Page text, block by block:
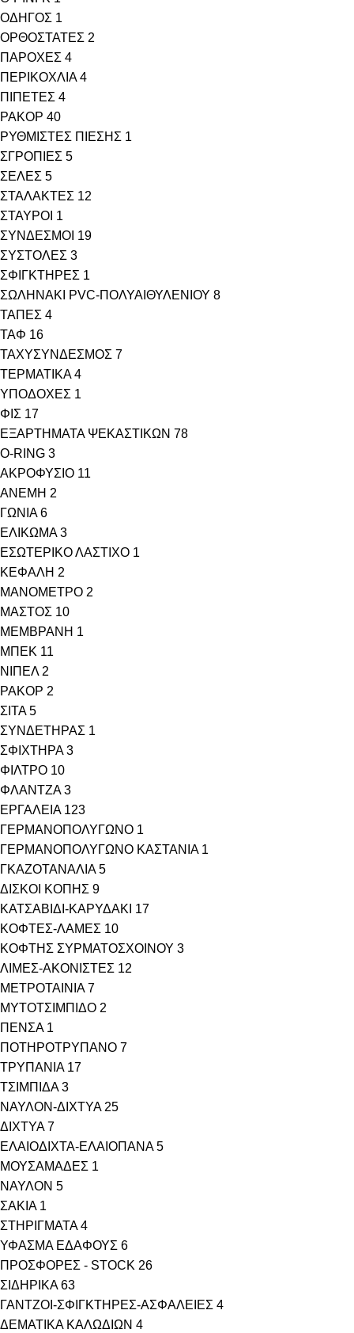
ΟΔΗΓΟΣ 1
ΟΡΘΟΣΤΑΤΕΣ 2
ΠΑΡΟΧΕΣ 4
ΠΕΡΙΚΟΧΛΙΑ 4
ΠΙΠΕΤΕΣ 4
ΡΑΚΟΡ 40
ΡΥΘΜΙΣΤΕΣ ΠΙΕΣΗΣ 1
ΣΓΡΟΠΙΕΣ 5
ΣΕΛΕΣ 5
ΣΤΑΛΑΚΤΕΣ 12
ΣΤΑΥΡΟΙ 1
ΣΥΝΔΕΣΜΟΙ 19
ΣΥΣΤΟΛΕΣ 3
ΣΦΙΓΚΤΗΡΕΣ 1
ΣΩΛΗΝΑΚΙ PVC-ΠΟΛΥΑΙΘΥΛΕΝΙΟΥ 8
ΤΑΠΕΣ 4
ΤΑΦ 16
ΤΑΧΥΣΥΝΔΕΣΜΟΣ 7
ΤΕΡΜΑΤΙΚΑ 4
ΥΠΟΔΟΧΕΣ 1
ΦΙΣ 17
ΕΞΑΡΤΗΜΑΤΑ ΨΕΚΑΣΤΙΚΩΝ 78
O-RING 3
ΑΚΡΟΦΥΣΙΟ 11
ΑΝΕΜΗ 2
ΓΩΝΙΑ 6
ΕΛΙΚΩΜΑ 3
ΕΣΩΤΕΡΙΚΟ ΛΑΣΤΙΧΟ 1
ΚΕΦΑΛΗ 2
ΜΑΝΟΜΕΤΡΟ 2
ΜΑΣΤΟΣ 10
ΜΕΜΒΡΑΝΗ 1
ΜΠΕΚ 11
ΝΙΠΕΛ 2
ΡΑΚΟΡ 2
ΣΙΤΑ 5
ΣΥΝΔΕΤΗΡΑΣ 1
ΣΦΙΧΤΗΡΑ 3
ΦΙΛΤΡΟ 10
ΦΛΑΝΤΖΑ 3
ΕΡΓΑΛΕΙΑ 123
ΓΕΡΜΑΝΟΠΟΛΥΓΩΝΟ 1
ΓΕΡΜΑΝΟΠΟΛΥΓΩΝΟ ΚΑΣΤΑΝΙΑ 1
ΓΚΑΖΟΤΑΝΑΛΙΑ 5
ΔΙΣΚΟΙ ΚΟΠΗΣ 9
ΚΑΤΣΑΒΙΔΙ-ΚΑΡΥΔΑΚΙ 17
ΚΟΦΤΕΣ-ΛΑΜΕΣ 10
ΚΟΦΤΗΣ ΣΥΡΜΑΤΟΣΧΟΙΝΟΥ 3
ΛΙΜΕΣ-ΑΚΟΝΙΣΤΕΣ 12
ΜΕΤΡΟΤΑΙΝΙΑ 7
ΜΥΤΟΤΣΙΜΠΙΔΟ 2
ΠΕΝΣΑ 1
ΠΟΤΗΡΟΤΡΥΠΑΝΟ 7
ΤΡΥΠΑΝΙΑ 17
ΤΣΙΜΠΙΔΑ 3
ΝΑΥΛΟΝ-ΔΙΧΤΥΑ 25
ΔΙΧΤΥΑ 7
ΕΛΑΙΟΔΙΧΤΑ-ΕΛΑΙΟΠΑΝΑ 5
ΜΟΥΣΑΜΑΔΕΣ 1
ΝΑΥΛΟΝ 5
ΣΑΚΙΑ 1
ΣΤΗΡΙΓΜΑΤΑ 4
ΥΦΑΣΜΑ ΕΔΑΦΟΥΣ 6
ΠΡΟΣΦΟΡΕΣ - STOCK 26
ΣΙΔΗΡΙΚΑ 63
ΓΑΝΤΖΟΙ-ΣΦΙΓΚΤΗΡΕΣ-ΑΣΦΑΛΕΙΕΣ 4
ΔΕΜΑΤΙΚΑ ΚΑΛΩΔΙΩΝ 4